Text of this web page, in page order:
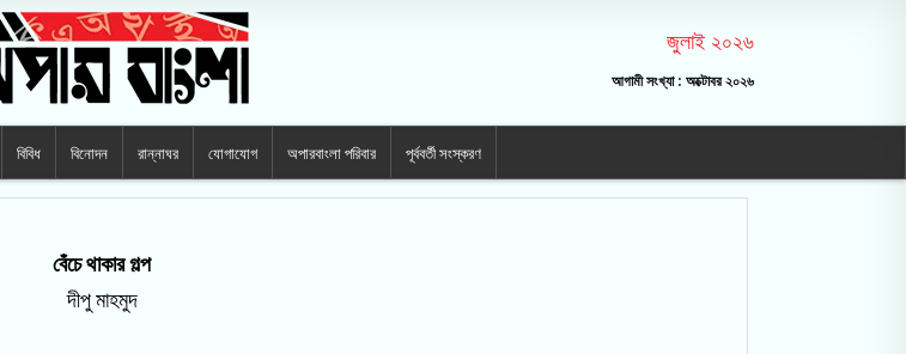
জুলাই ২০২৬
আগামী সংখ্যা : অক্টোবর ২০২৬
বিবিধ বিনোদন রান্নাঘর যোগাযোগ অপারবাংলা পরিবার পূর্ববর্তী সংস্করণ
বেঁচে থাকার গল্প
দীপু মাহমুদ